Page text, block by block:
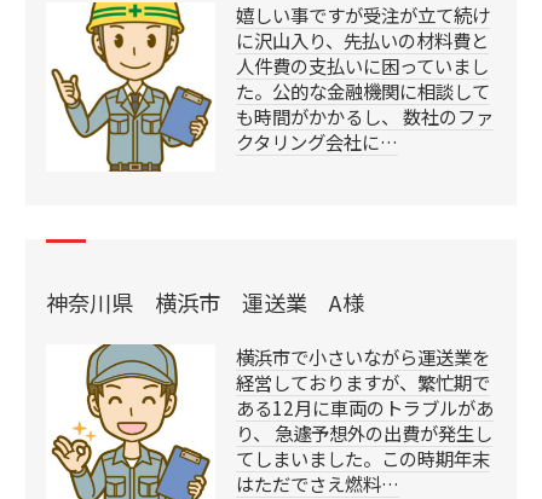
嬉しい事ですが受注が立て続け
に沢山入り、先払いの材料費と
人件費の支払いに困っていまし
た。公的な金融機関に相談して
も時間がかかるし、 数社のファ
クタリング会社に…
神奈川県 横浜市 運送業 A様
横浜市で小さいながら運送業を
経営しておりますが、繁忙期で
ある12月に車両のトラブルがあ
り、 急遽予想外の出費が発生し
てしまいました。この時期年末
はただでさえ燃料…